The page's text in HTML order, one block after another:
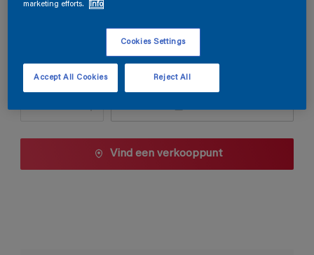
1 L
Aantal Verfcalculator
Vind een verkooppunt
marketing efforts.
Info
Cookies Settings
Reject All
Accept All Cookies